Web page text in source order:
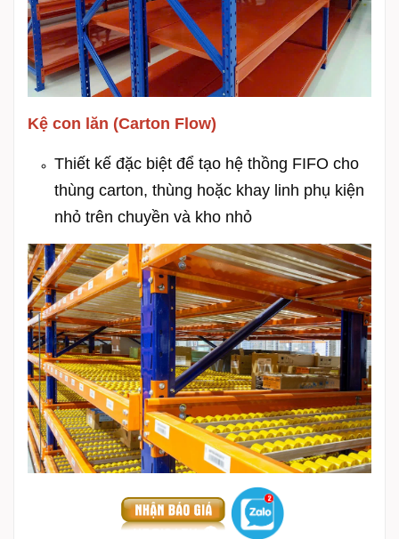
Kệ con lăn (Carton Flow)
Thiết kế đặc biệt để tạo hệ thồng FIFO cho
thùng carton, thùng hoặc khay linh phụ kiện
nhỏ trên chuyền và kho nhỏ